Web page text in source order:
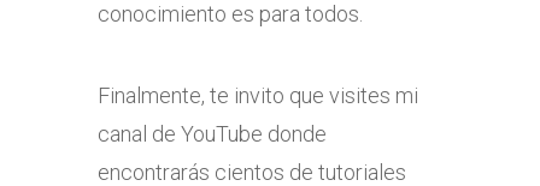
conocimiento es para todos.
Finalmente, te invito que visites mi
canal de YouTube donde
encontrarás cientos de tutoriales